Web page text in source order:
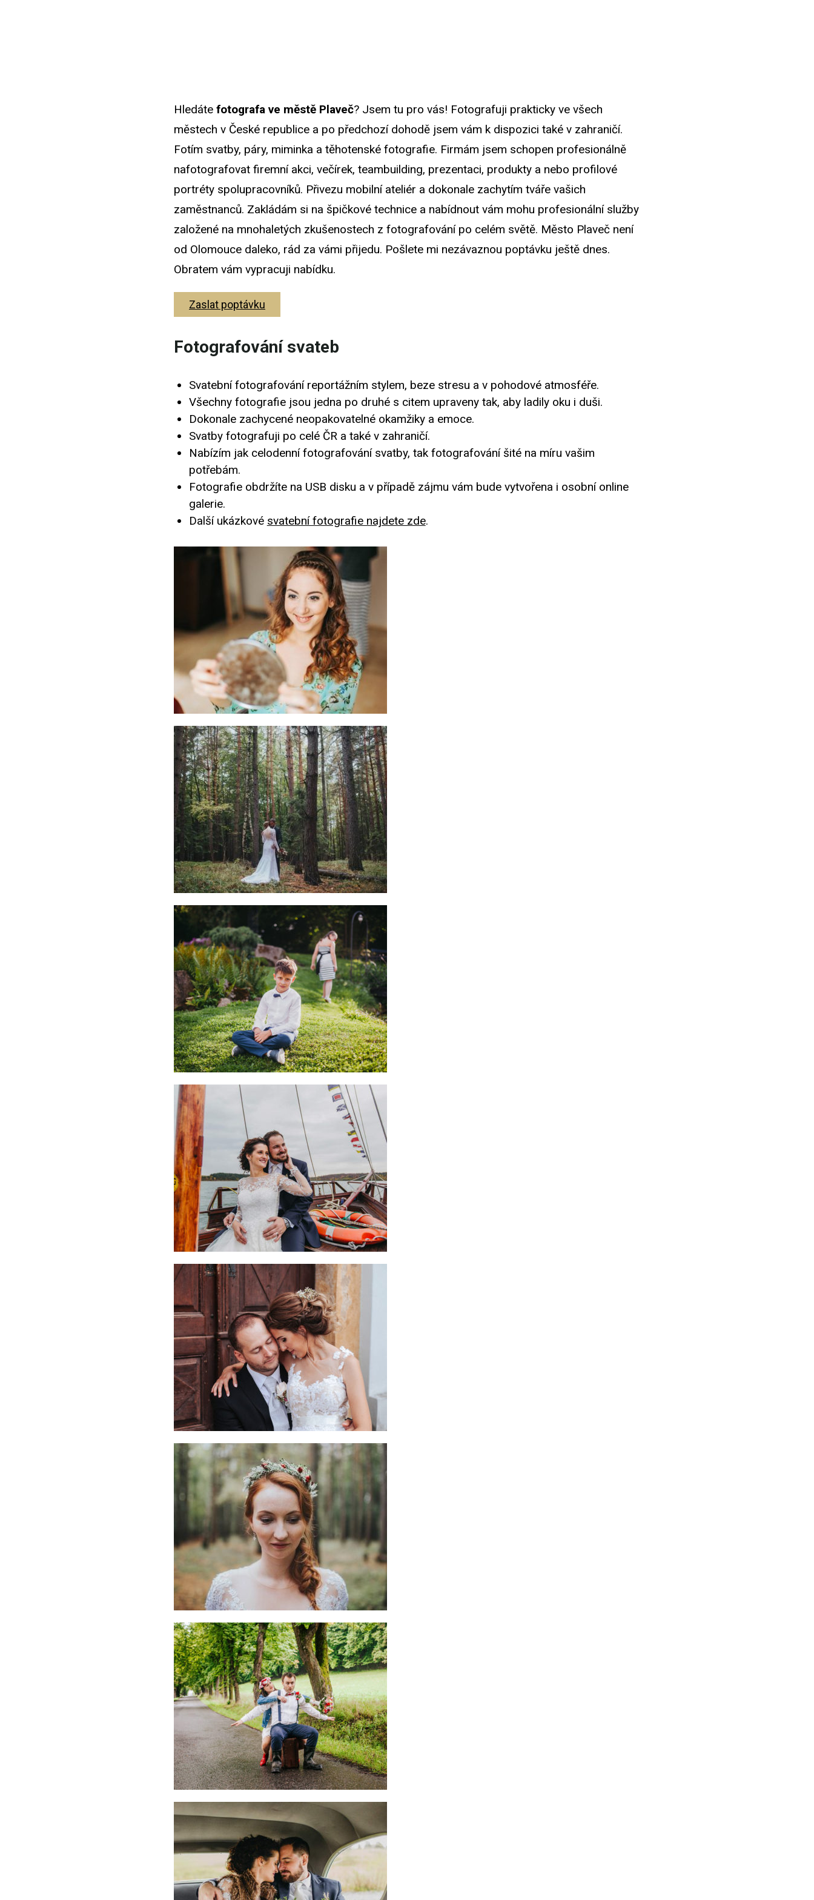
Hledáte fotografa ve městě Plaveč? Jsem tu pro vás! Fotografuji prakticky ve všech
městech v České republice a po předchozí dohodě jsem vám k dispozici také v zahraničí.
Fotím svatby, páry, miminka a těhotenské fotografie. Firmám jsem schopen profesionálně
nafotografovat firemní akci, večírek, teambuilding, prezentaci, produkty a nebo profilové
portréty spolupracovníků. Přivezu mobilní ateliér a dokonale zachytím tváře vašich
zaměstnanců. Zakládám si na špičkové technice a nabídnout vám mohu profesionální služby
založené na mnohaletých zkušenostech z fotografování po celém světě. Město Plaveč není
od Olomouce daleko, rád za vámi přijedu. Pošlete mi nezávaznou poptávku ještě dnes.
Obratem vám vypracuji nabídku.
Zaslat poptávku
Fotografování svateb
Svatební fotografování reportážním stylem, beze stresu a v pohodové atmosféře.
Všechny fotografie jsou jedna po druhé s citem upraveny tak, aby ladily oku i duši.
Dokonale zachycené neopakovatelné okamžiky a emoce.
Svatby fotografuji po celé ČR a také v zahraničí.
Nabízím jak celodenní fotografování svatby, tak fotografování šité na míru vašim
potřebám.
Fotografie obdržíte na USB disku a v případě zájmu vám bude vytvořena i osobní online
galerie.
Další ukázkové svatební fotografie najdete zde.